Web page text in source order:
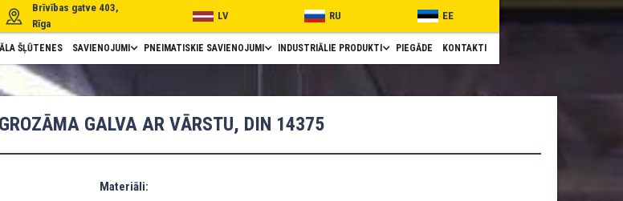
Brīvības gatve 403,
Rīga
LV RU EE
ŠĻŪTENES SAVIENOJUMI PNEIMATISKIE SAVIENOJUMI INDUSTRIĀLIE PRODUKTI PIEGĀDE KONTAKTI
GALVA AR VĀRSTU, DIN 14375
Materiāli: